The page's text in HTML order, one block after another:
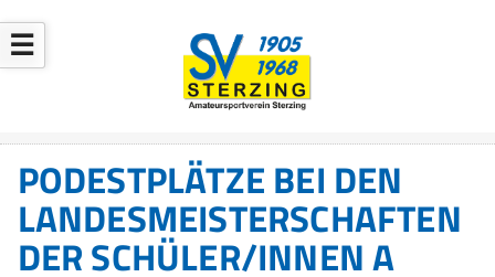
☰
PODESTPLÄTZE BEI DEN
LANDESMEISTERSCHAFTEN
DER SCHÜLER/INNEN A